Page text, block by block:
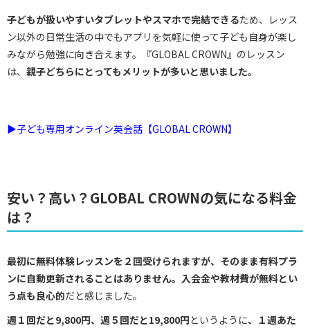
子どもが扱いやすいタブレットやスマホで完結できるため、レッス
ン以外の日常生活の中でもアプリを気軽に使って子ども自身が楽し
みながら勉強に向き合えます。『GLOBAL CROWN』のレッスン
は、 親子どちらにとってもメリットが多いと思いました。
▶︎子ども専用オンライン英会話【GLOBAL CROWN】
安い？高い？GLOBAL CROWNの気になる料金
は？
最初に無料体験レッスンを２回受けられますが、そのまま有料プラ
ンに自動更新されることはありません。入会金や教材費が無料とい
う点も良心的だと感じました。
週１回だと9,800円、週５回だと19,800円というように、１週あた